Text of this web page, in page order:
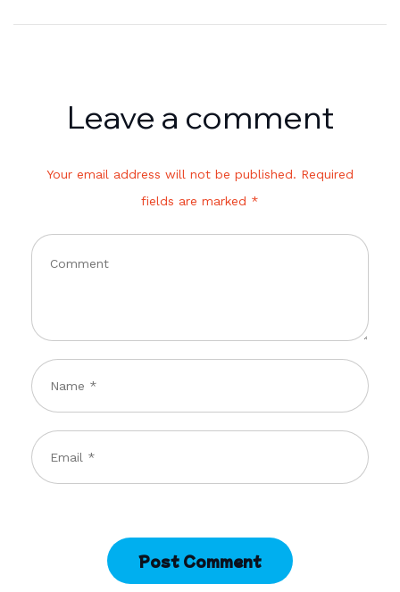
Leave a comment
Your email address will not be published. Required
fields are marked *